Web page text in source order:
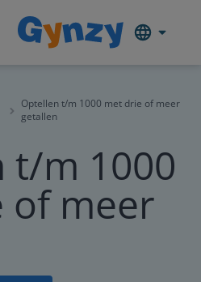
Optellen t/m 1000 met drie of meer
getallen
t/m 1000
of meer